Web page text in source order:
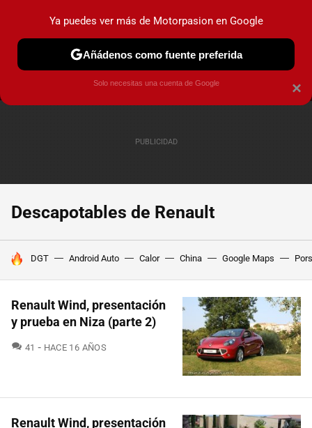
MENÚ NUEVO
COCHES ELÉCTRICOS OBSERVATORIO
Descapotables de Renault
HOY SE HABLA DE
DGT Android Auto Calor China Google Maps
Renault Wind, presentación
y prueba en Niza (parte 2)
41 COMENTARIOS
HACE 16 AÑOS
Renault Wind, presentación
×
Ya puedes ver más de Motorpasion en Google
Añádenos como fuente preferida
Solo necesitas una cuenta de Google